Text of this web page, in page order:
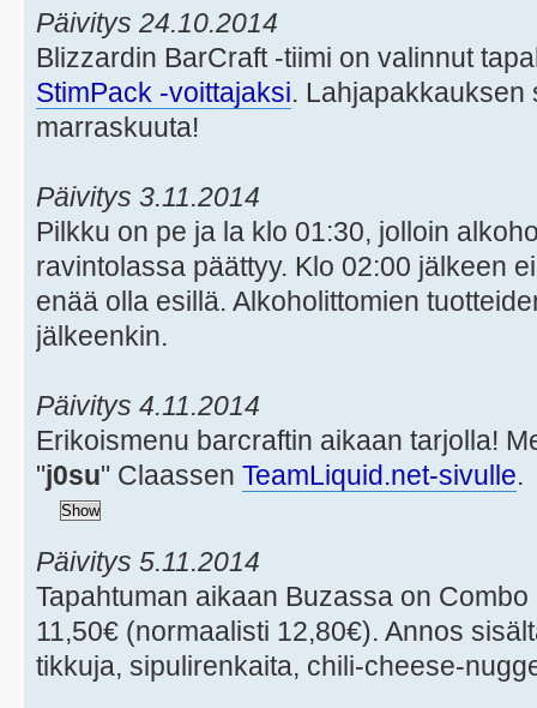
Päivitys 24.10.2014
Blizzardin BarCraft -tiimi on valinnut
StimPack -voittajaksi. Lahjapakkauksen
marraskuuta!
Päivitys 3.11.2014
Pilkku on pe ja la klo 01:30, jolloin
ravintolassa päättyy. Klo 02:00 jälkeen
enää olla esillä. Alkoholittomien
jälkeenkin.
Päivitys 4.11.2014
Erikoismenu barcraftin aikaan tarjolla!
"j0su" Claassen TeamLiquid.net-sivulle.
Päivitys 5.11.2014
Tapahtuman aikaan Buzassa on
11,50€ (normaalisti 12,80€). Annos
tikkuja, sipulirenkaita, chili-cheese-